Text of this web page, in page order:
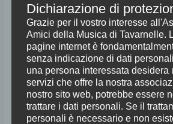
Programma del
GIUSEPPE ROSSINI
Sonata a quattro n. 2 in La
CAMILLO SIVORI
Fantasia sui temi dell’opera “Un ballo in
Chiara Morandi)
Dichiarazione di
Grazie per il vostro interesse
Amici della Musica di Tavarnelle.
pagine internet è
senza indicazione di dati
una persona interessata desidera
servizi che offre la nostra
nostro sito web, potrebbe essere
trattare i dati personali. Se il
personali è necessario e non